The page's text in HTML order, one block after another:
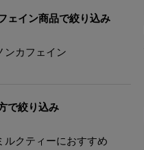
ェイン商品で絞り込み
ンカフェイン
で絞り込み
ルクティーにおすすめ